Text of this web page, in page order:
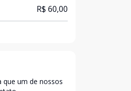
R$ 60,00
que um de nossos